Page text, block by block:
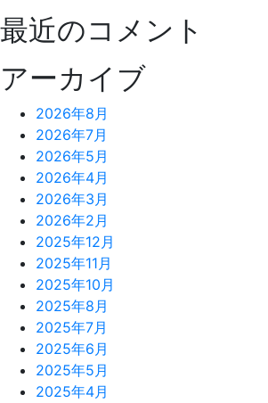
最近のコメント
アーカイブ
2026年8月
2026年7月
2026年5月
2026年4月
2026年3月
2026年2月
2025年12月
2025年11月
2025年10月
2025年8月
2025年7月
2025年6月
2025年5月
2025年4月